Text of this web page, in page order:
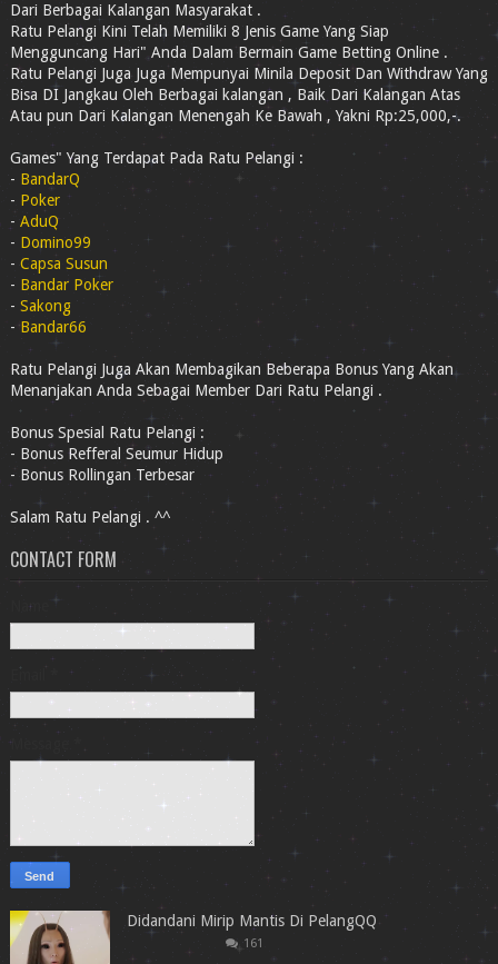
Dari Berbagai Kalangan Masyarakat .
Ratu Pelangi Kini Telah Memiliki 8 Jenis Game Yang Siap
Mengguncang Hari" Anda Dalam Bermain Game Betting Online .
Ratu Pelangi Juga Juga Mempunyai Minila Deposit Dan Withdraw Yang
Bisa DI Jangkau Oleh Berbagai kalangan , Baik Dari Kalangan Atas
Atau pun Dari Kalangan Menengah Ke Bawah , Yakni Rp:25,000,-.
Games" Yang Terdapat Pada Ratu Pelangi :
- BandarQ
- Poker
- AduQ
- Domino99
- Capsa Susun
- Bandar Poker
- Sakong
-Bandar66
Ratu Pelangi Juga Akan Membagikan Beberapa Bonus Yang Akan
Menanjakan Anda Sebagai Member Dari Ratu Pelangi .
Bonus Spesial Ratu Pelangi :
- Bonus Refferal Seumur Hidup
- Bonus Rollingan Terbesar
Salam Ratu Pelangi . ^^
CONTACT FORM
Name
Message
Didandani Mirip Mantis Di PelangQQ
161